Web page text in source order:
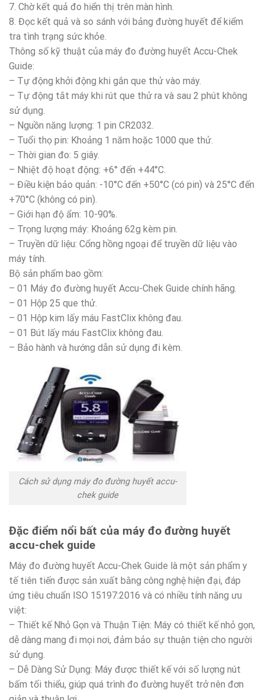
7. Chờ kết quả đo hiển thị trên màn hình.
8. Đọc kết quả và so sánh với bảng đường huyết để kiểm
tra tình trạng sức khỏe.
Thông số kỹ thuật của máy đo đường huyết Accu-Chek
Guide:
– Tự động khởi động khi gắn que thử vào máy.
– Tự động tắt máy khi rút que thử ra và sau 2 phút không
sử dụng.
– Nguồn năng lượng: 1 pin CR2032.
– Tuổi thọ pin: Khoảng 1 năm hoặc 1000 que thử.
– Thời gian đo: 5 giây.
– Nhiệt độ hoạt động: +6° đến +44°C.
– Điều kiện bảo quản: -10°C đến +50°C (có pin) và 25°C đến
+70°C (không có pin).
– Giới hạn độ ẩm: 10-90%.
– Trọng lượng máy: Khoảng 62g kèm pin.
– Truyền dữ liệu: Cổng hồng ngoại để truyền dữ liệu vào
máy tính.
Bộ sản phẩm bao gồm:
– 01 Máy đo đường huyết Accu-Chek Guide chính hãng.
– 01 Hộp 25 que thử.
– 01 Hộp kim lấy máu FastClix không đau.
– 01 Bút lấy máu FastClix không đau.
– Bảo hành và hướng dẫn sử dụng đi kèm.
Cách sử dụng máy đo đường huyết accu-
chek guide
Đặc điểm nổi bất của máy đo đường huyết
accu-chek guide
Máy đo đường huyết Accu-Chek Guide là một sản phẩm y
tế tiên tiến được sản xuất bằng công nghệ hiện đại, đáp
ứng tiêu chuẩn ISO 15197:2016 và có nhiều tính năng ưu
việt:
– Thiết kế Nhỏ Gọn và Thuận Tiện: Máy có thiết kế nhỏ gọn,
dễ dàng mang đi mọi nơi, đảm bảo sự thuận tiện cho người
sử dụng.
– Dễ Dàng Sử Dụng: Máy được thiết kế với số lượng nút
bấm tối thiểu, giúp quá trình đo đường huyết trở nên đơn